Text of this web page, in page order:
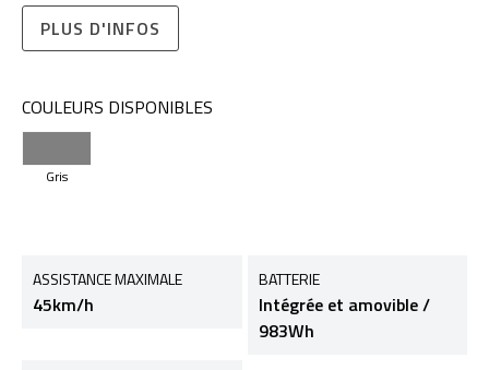
PLUS D'INFOS
COULEURS DISPONIBLES
Gris
ASSISTANCE MAXIMALE
45km/h
BATTERIE
Intégrée et amovible /
983Wh